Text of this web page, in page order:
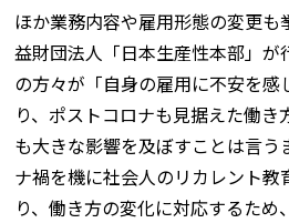
ほか業務内容や雇用形態の変更
益財団法人「日本生産性本部」
の方々が「自身の雇用に不安を感
り、ポストコロナも見据えた働
も大きな影響を及ぼすことは言う
ナ禍を機に社会人のリカレント教
り、働き方の変化に対応するた